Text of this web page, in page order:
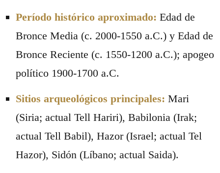
Período histórico aproximado: Edad de
Bronce Media (c. 2000-1550 a.C.) y Edad de
Bronce Reciente (c. 1550-1200 a.C.); apogeo
político 1900-1700 a.C.
Sitios arqueológicos principales: Mari
(Siria; actual Tell Hariri), Babilonia (Irak;
actual Tell Babil), Hazor (Israel; actual Tel
Hazor), Sidón (Líbano; actual Saida).